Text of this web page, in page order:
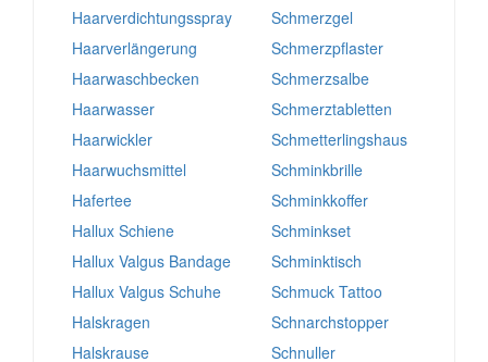
Haarverdichtungsspray
Haarverlängerung
Haarwaschbecken
Haarwasser
Haarwickler
Haarwuchsmittel
Hafertee
Hallux Schiene
Hallux Valgus Bandage
Hallux Valgus Schuhe
Halskragen
Halskrause
Schmerzgel
Schmerzpflaster
Schmerzsalbe
Schmerztabletten
Schmetterlingshaus
Schminkbrille
Schminkkoffer
Schminkset
Schminktisch
Schmuck Tattoo
Schnarchstopper
Schnuller